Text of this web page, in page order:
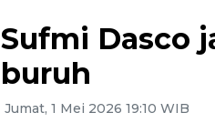
Sufmi Dasco
buruh
Jumat, 1 Mei 2026 19:10 WIB